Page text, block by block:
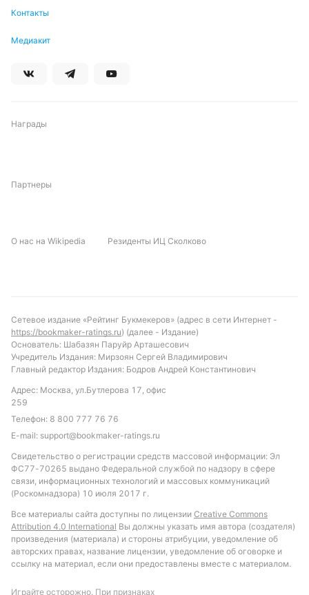
Контакты
Медиакит
Награды
Партнеры
О нас на Wikipedia Резиденты ИЦ Сколково
Сетевое издание «Рейтинг Букмекеров» (адрес в сети Интернет -
https://bookmaker-ratings.ru) (далее - Издание)
Основатель: Шабазян Паруйр Арташесович
Учредитель Издания: Мирзоян Сергей Владимирович
Главный редактор Издания: Бодров Андрей Константинович
Адрес: Москва, ул.Бутлерова 17, офис
259
Телефон: 8 800 777 76 76
E-mail: support@bookmaker-ratings.ru
Свидетельство о регистрации средств массовой информации: Эл
ФС77-70265 выдано Федеральной службой по надзору в сфере
связи, информационных технологий и массовых коммуникаций
(Роскомнадзора) 10 июля 2017 г.
Все материалы сайта доступны по лицензии Creative Commons
Attribution 4.0 International Вы должны указать имя автора (создателя)
произведения (материала) и стороны атрибуции, уведомление об
авторских правах, название лицензии, уведомление об оговорке и
ссылку на материал, если они предоставлены вместе с материалом.
Играйте осторожно. При признаках